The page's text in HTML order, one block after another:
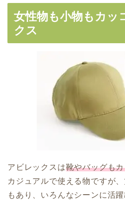
女性物も小物もカッ
クス
アビレックスは靴やバッグも
カジュアルで使える物ですが
もあり、いろんなシーンに活躍